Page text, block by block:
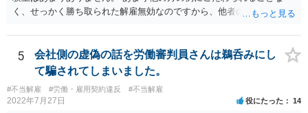
く、せっかく勝ち取られた解雇無効なのですから、他者の目を気にせ
味が悪いことには変わりませんが、通常の会社であれば、法的に見て
解雇が認められなかった以上、以後の対応については注意されること
の方が多く、嫌がらせのようなことをしてさらに紛争化することは避
けると思います。正攻法で解雇が認められないことに業をにやして、
心理的な追い込みにより精神疾患による失職を狙うような会社もなき
にしもあらずですが、そのような会社であれば、いたずらに在籍して
5
会社側の虚偽の話を労働審判員さんは鵜呑みにし
て騙されてしまいました。
#不当解雇 #労働・雇用契約違反 #不当解雇
2022年7月27日 役にたった 14